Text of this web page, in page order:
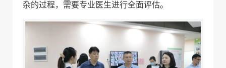
杂的过程，需要专业医生进行全面评估。